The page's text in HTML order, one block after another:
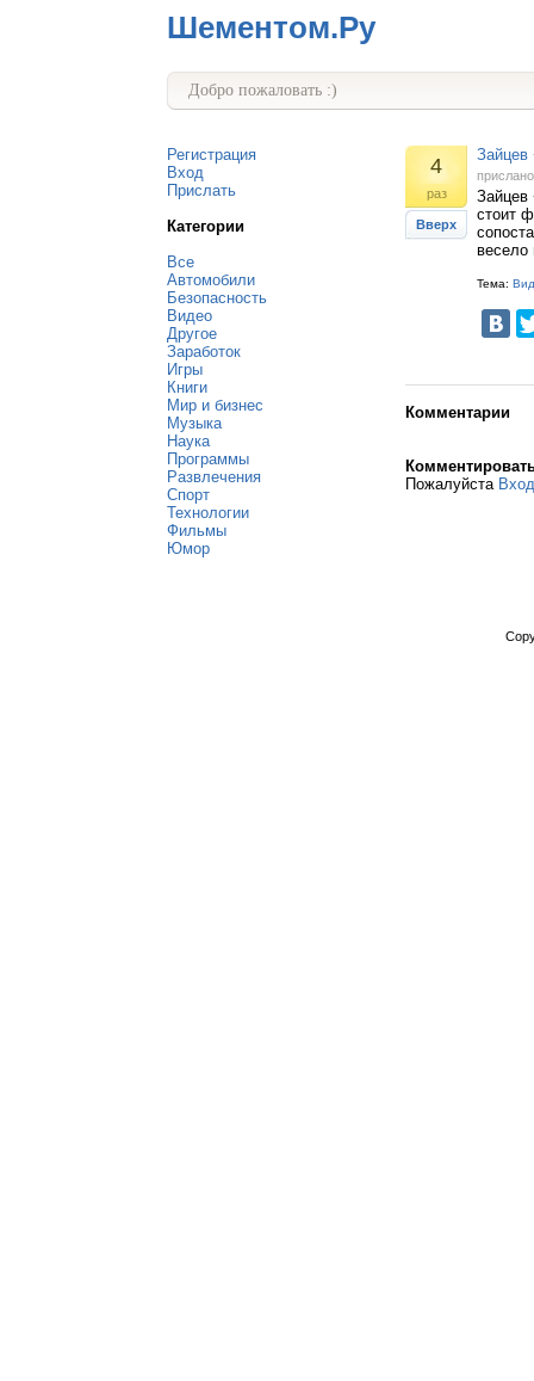
Шементом.Ру
Добро пожаловать :)
Регистрация
Вход
Прислать
Категории
Все
Автомобили
Безопасность
Видео
Другое
Заработок
Игры
Книги
Мир и бизнес
Музыка
Наука
Программы
Развлечения
Спорт
Технологии
Фильмы
Юмор
4
раз
Вверх
Зайцев
Зайцев
стоит
весело
Тема:
Комментарии
Пожалуйста Вход